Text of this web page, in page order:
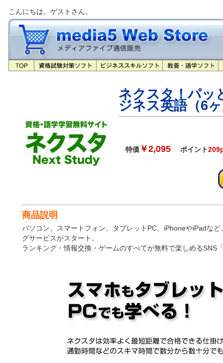
こんにちは。ゲストさん。
ネクスタ！パッ
ジネス英語（6
特価 ￥2,095 ポイント
商品説明
パソコン、スマートフォン、タブレットPC、iPhoneやiPadな
グサービスがスタート。
ランキング・情報交換・ゲームのすべてが無料で楽しめるSNS